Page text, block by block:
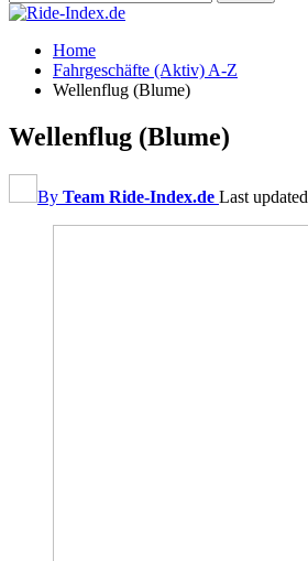
Home
Fahrgeschäfte (Aktiv) A-Z
Wellenflug (Blume)
Wellenflug (Blume)
By Team Ride-Index.de Last updated